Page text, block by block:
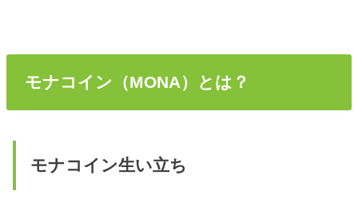
モナコイン（MONA）とは？
モナコイン生い立ち